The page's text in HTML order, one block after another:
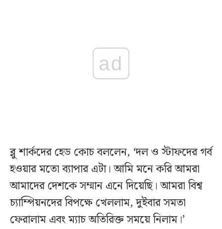
ad
ব্লু শার্কদের হেড কোচ বললেন, ‘দল ও স্টাফদের গর্ব
হওয়ার মতো ব্যাপার এটা। আমি মনে করি আমরা
আমাদের দেশকে সম্মান এনে দিয়েছি। আমরা বিশ্ব
চ্যাম্পিয়নদের বিপক্ষে খেললাম, দুইবার সমতা
ফেরালাম এবং ম্যাচ অতিরিক্ত সময়ে নিলাম।’